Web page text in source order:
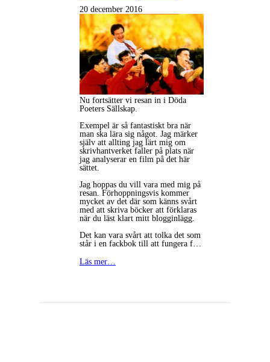
20 december 2016
Nu fortsätter vi resan in i Döda
Poeters Sällskap.
Exempel är så fantastiskt bra när
man ska lära sig något. Jag märker
själv att allting jag lärt mig om
skrivhantverket faller på plats när
jag analyserar en film på det här
sättet.
Jag hoppas du vill vara med mig på
resan. Förhoppningsvis kommer
mycket av det där som känns svårt
med att skriva böcker att förklaras
när du läst klart mitt blogginlägg.
Det kan vara svårt att tolka det som
står i en fackbok till att fungera f…
Läs mer…